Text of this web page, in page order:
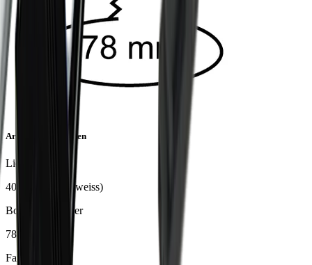
Artikeleigenschaften
Lichtfarbe
4000 K (neutralweiss)
Bohrdurchmesser
78 mm
Farbe